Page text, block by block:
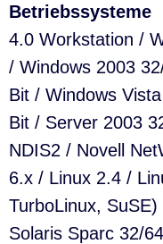
Betriebssysteme
4.0 Workstation /
/ Windows 2003
Bit / Windows Vista
Bit / Server 2003
NDIS2 / Novell
6.x / Linux 2.4 /
TurboLinux, SuSE)
Solaris Sparc 32/